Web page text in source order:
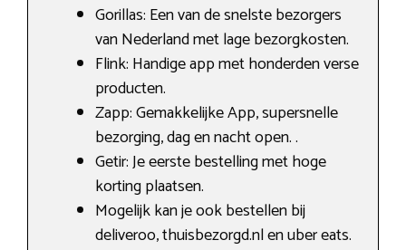
Gorillas: Een van de snelste bezorgers
van Nederland met lage bezorgkosten.
Flink: Handige app met honderden verse
producten.
Zapp: Gemakkelijke App, supersnelle
bezorging, dag en nacht open. .
Getir: Je eerste bestelling met hoge
korting plaatsen.
Mogelijk kan je ook bestellen bij
deliveroo, thuisbezorgd.nl en uber eats.